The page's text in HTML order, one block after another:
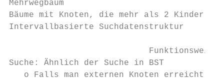
Mehrwegbaum
Bäume mit Knoten, die mehr als 2 Kinder
Intervallbasierte Suchdatenstruktur
                            Funktionsweiße
Suche: Ähnlich der Suche in BST
o Falls man externen Knoten erreicht: